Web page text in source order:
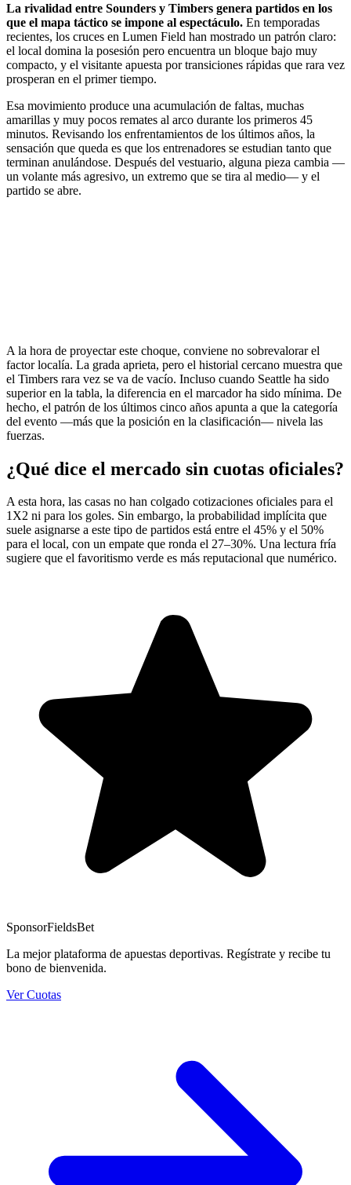
La rivalidad entre Sounders y Timbers genera partidos en los
que el mapa táctico se impone al espectáculo. En temporadas
recientes, los cruces en Lumen Field han mostrado un patrón claro:
el local domina la posesión pero encuentra un bloque bajo muy
compacto, y el visitante apuesta por transiciones rápidas que rara vez
prosperan en el primer tiempo.
Esa movimiento produce una acumulación de faltas, muchas
amarillas y muy pocos remates al arco durante los primeros 45
minutos. Revisando los enfrentamientos de los últimos años, la
sensación que queda es que los entrenadores se estudian tanto que
terminan anulándose. Después del vestuario, alguna pieza cambia —
un volante más agresivo, un extremo que se tira al medio— y el
partido se abre.
A la hora de proyectar este choque, conviene no sobrevalorar el
factor localía. La grada aprieta, pero el historial cercano muestra que
el Timbers rara vez se va de vacío. Incluso cuando Seattle ha sido
superior en la tabla, la diferencia en el marcador ha sido mínima. De
hecho, el patrón de los últimos cinco años apunta a que la categoría
del evento —más que la posición en la clasificación— nivela las
fuerzas.
¿Qué dice el mercado sin cuotas oficiales?
A esta hora, las casas no han colgado cotizaciones oficiales para el
1X2 ni para los goles. Sin embargo, la probabilidad implícita que
suele asignarse a este tipo de partidos está entre el 45% y el 50%
para el local, con un empate que ronda el 27–30%. Una lectura fría
sugiere que el favoritismo verde es más reputacional que numérico.
SponsorFieldsBet
La mejor plataforma de apuestas deportivas. Regístrate y recibe tu
bono de bienvenida.
Ver Cuotas